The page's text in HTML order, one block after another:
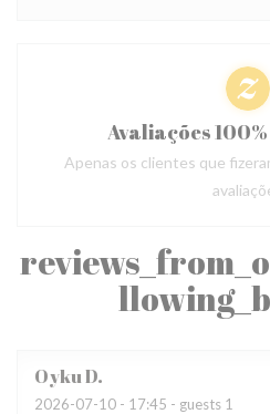
OykuD
2026-07-10 - 17:45 - guests 1
Avaliações
Apenas os clientes que